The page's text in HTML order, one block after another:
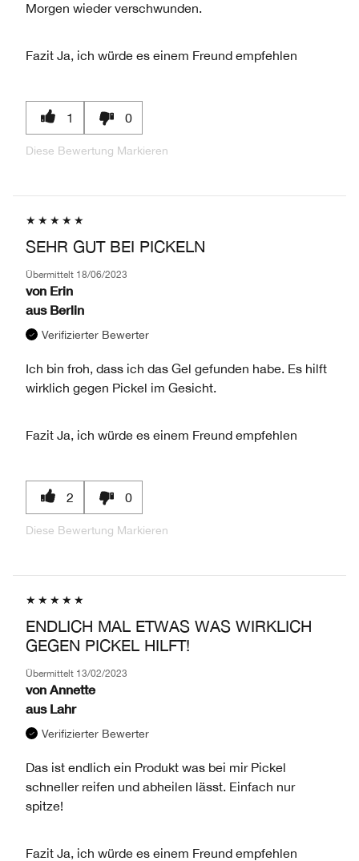
Morgen wieder verschwunden.
Fazit Ja, ich würde es einem Freund empfehlen
1 0
Diese Bewertung Markieren
SEHR GUT BEI PICKELN
Übermittelt 18/06/2023
von Erin
aus Berlin
Verifizierter Bewerter
Ich bin froh, dass ich das Gel gefunden habe. Es hilft
wirklich gegen Pickel im Gesicht.
Fazit Ja, ich würde es einem Freund empfehlen
2 0
Diese Bewertung Markieren
ENDLICH MAL ETWAS WAS WIRKLICH
GEGEN PICKEL HILFT!
Übermittelt 13/02/2023
von Annette
aus Lahr
Verifizierter Bewerter
Das ist endlich ein Produkt was bei mir Pickel
schneller reifen und abheilen lässt. Einfach nur
spitze!
Fazit Ja, ich würde es einem Freund empfehlen